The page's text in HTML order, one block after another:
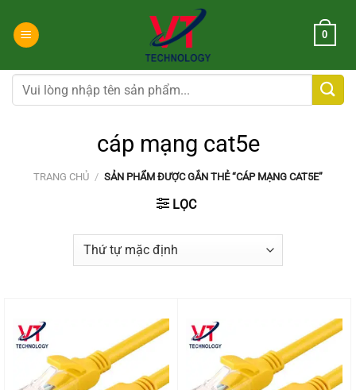
đến
dung
0
Tìm
kiếm:
cáp mạng cat5e
TRANG CHỦ / SẢN PHẨM ĐƯỢC GẮN THẺ “CÁP MẠNG CAT5E”
LỌC